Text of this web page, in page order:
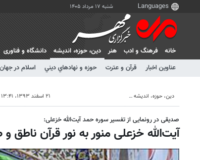
شنبه ۱۷ مرداد ۱۴۰۵
خانه فرهنگ و ادب هنر
دين، حوزه، انديشه
عناوین اخبار
قرآن و عترت حوزه و نهادهاي ديني اسلام در جهان
دانشگاه و فناوری
دين، حوزه، انديشه ۲۱ اسفند ۱۳۹۳، ۱۳:۴۱
صدیقی در رونمایی از تفسیر سوره حمد آیت‌الله خزعلی:
آیت‌الله خزعلی منور به نور قرآن